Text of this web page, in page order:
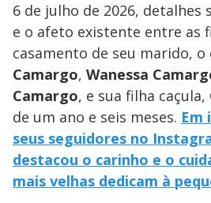
6 de julho de 2026, detalhes
e o afeto existente entre as
casamento de seu marido,
Camargo, Wanessa
Camargo, e sua filha caçula,
de um ano e seis meses. Em
seus seguidores no
destacou o carinho e o
mais velhas dedicam à